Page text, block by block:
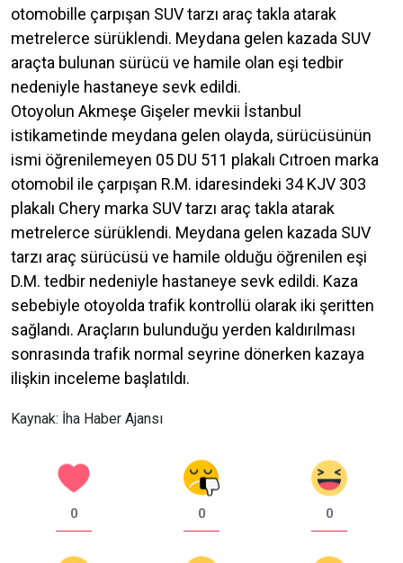
otomobille çarpışan SUV tarzı araç takla atarak
metrelerce sürüklendi. Meydana gelen kazada SUV
araçta bulunan sürücü ve hamile olan eşi tedbir
nedeniyle hastaneye sevk edildi.
Otoyolun Akmeşe Gişeler mevkii İstanbul
istikametinde meydana gelen olayda, sürücüsünün
ismi öğrenilemeyen 05 DU 511 plakalı Cıtroen marka
otomobil ile çarpışan R.M. idaresindeki 34 KJV 303
plakalı Chery marka SUV tarzı araç takla atarak
metrelerce sürüklendi. Meydana gelen kazada SUV
tarzı araç sürücüsü ve hamile olduğu öğrenilen eşi
D.M. tedbir nedeniyle hastaneye sevk edildi. Kaza
sebebiyle otoyolda trafik kontrollü olarak iki şeritten
sağlandı. Araçların bulunduğu yerden kaldırılması
sonrasında trafik normal seyrine dönerken kazaya
ilişkin inceleme başlatıldı.
Kaynak: İha Haber Ajansı
0 0 0